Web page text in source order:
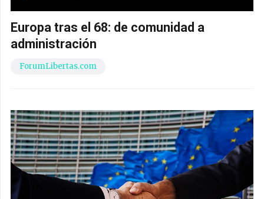
Europa tras el 68: de comunidad a
administración
ForumLibertas.com